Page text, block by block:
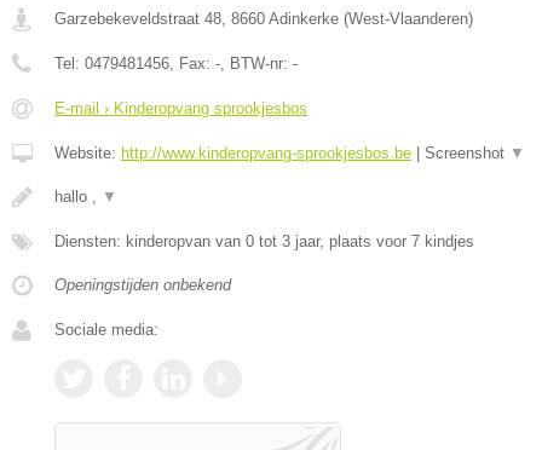
Garzebekeveldstraat 48, 8660 Adinkerke (West-Vlaanderen)
Tel: 0479481456, Fax: -, BTW-nr: -
E-mail › Kinderopvang sprookjesbos
Website: http://www.kinderopvang-sprookjesbos.be Screenshot ▼
hallo , ▼
Diensten: kinderopvan van 0 tot 3 jaar, plaats voor 7 kindjes
Openingstijden onbekend
Sociale media: